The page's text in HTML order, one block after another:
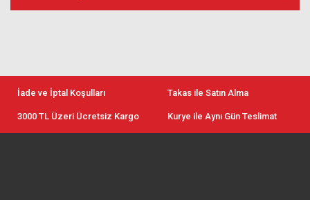
İade ve İptal Koşulları Takas ile Satın Alma
3000 TL Üzeri Ücretsiz Kargo Kurye ile Aynı Gün Teslimat